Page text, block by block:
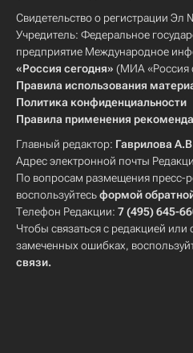
Свидетельство о регистрации
Учредитель: Федеральное
предприятие Международное
«Россия сегодня» (МИА «Россия
Правила использования
Политика конфиденциальности
Правила применения
Главный редактор: Гаврилова
Адрес электронной почты
По вопросам размещения пресс-
воспользуйтесьформой
Телефон Редакции: 7 (495) 645-
Чтобы связаться с редакцией или
замеченных ошибках,
связи.